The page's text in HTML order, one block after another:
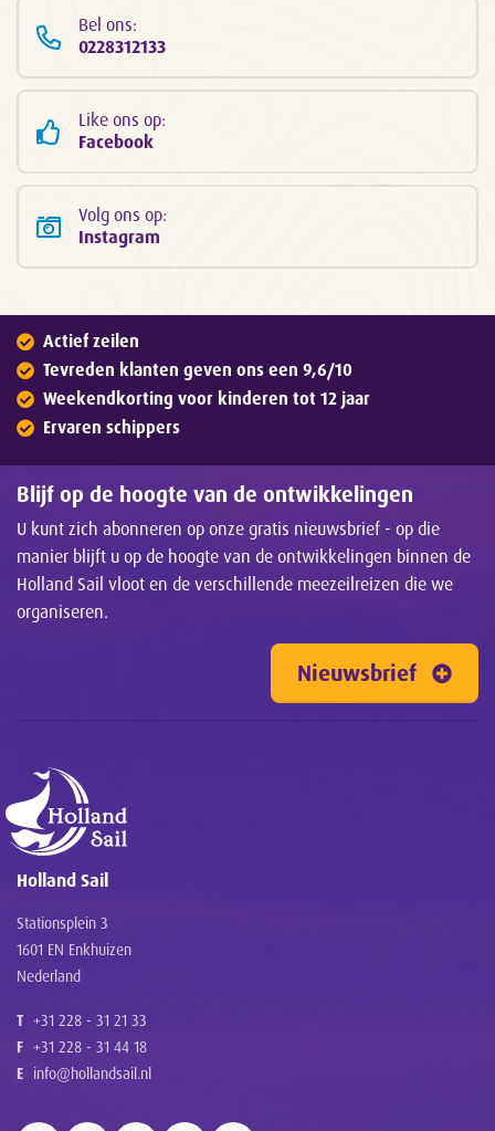
Bel ons:
0228312133
Like ons op:
Facebook
Volg ons op:
Instagram
Actief zeilen
Tevreden klanten geven ons een 9,6/10
Weekendkorting voor kinderen tot 12 jaar
Ervaren schippers
Blijf op de hoogte van de ontwikkelingen
U kunt zich abonneren op onze gratis nieuwsbrief - op die
manier blijft u op de hoogte van de ontwikkelingen binnen de
Holland Sail vloot en de verschillende meezeilreizen die we
organiseren.
Nieuwsbrief
Holland Sail
Stationsplein 3
1601 EN Enkhuizen
Nederland
T +31 228 - 31 21 33
F +31 228 - 31 44 18
E info@hollandsail.nl